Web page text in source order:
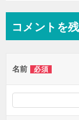
コメントを
名前 必須